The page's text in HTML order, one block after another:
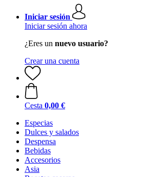
Iniciar sesión
Iniciar sesión ahora
¿Eres un nuevo usuario?
Crear una cuenta
Cesta 0,00 €
Especias
Dulces y salados
Despensa
Bebidas
Accesorios
Asia